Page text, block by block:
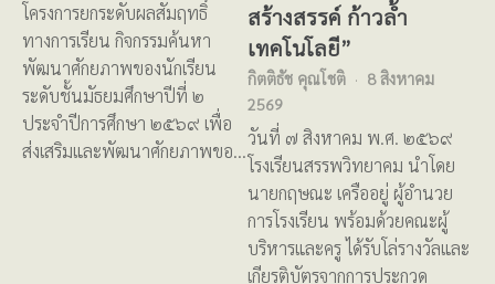
โครงการยกระดับผลสัมฤทธิ์
ทางการเรียน กิจกรรมค้นหา
พัฒนาศักยภาพของนักเรียน
ระดับชั้นมัธยมศึกษาปีที่ ๒
ประจำปีการศึกษา ๒๕๖๙ เพื่อ
ส่งเสริมและพัฒนาศักยภาพขอ…
สร้างสรรค์ ก้าวล้ำ
เทคโนโลยี”
กิตติธัช คุณโชติ
8 สิงหาคม
2569
วันที่ ๗ สิงหาคม พ.ศ. ๒๕๖๙
โรงเรียนสรรพวิทยาคม นำโดย
นายกฤษณะ เครืออยู่ ผู้อำนวย
การโรงเรียน พร้อมด้วยคณะผู้
บริหารและครู ได้รับโล่รางวัลและ
เกียรติบัตรจากการประกวด